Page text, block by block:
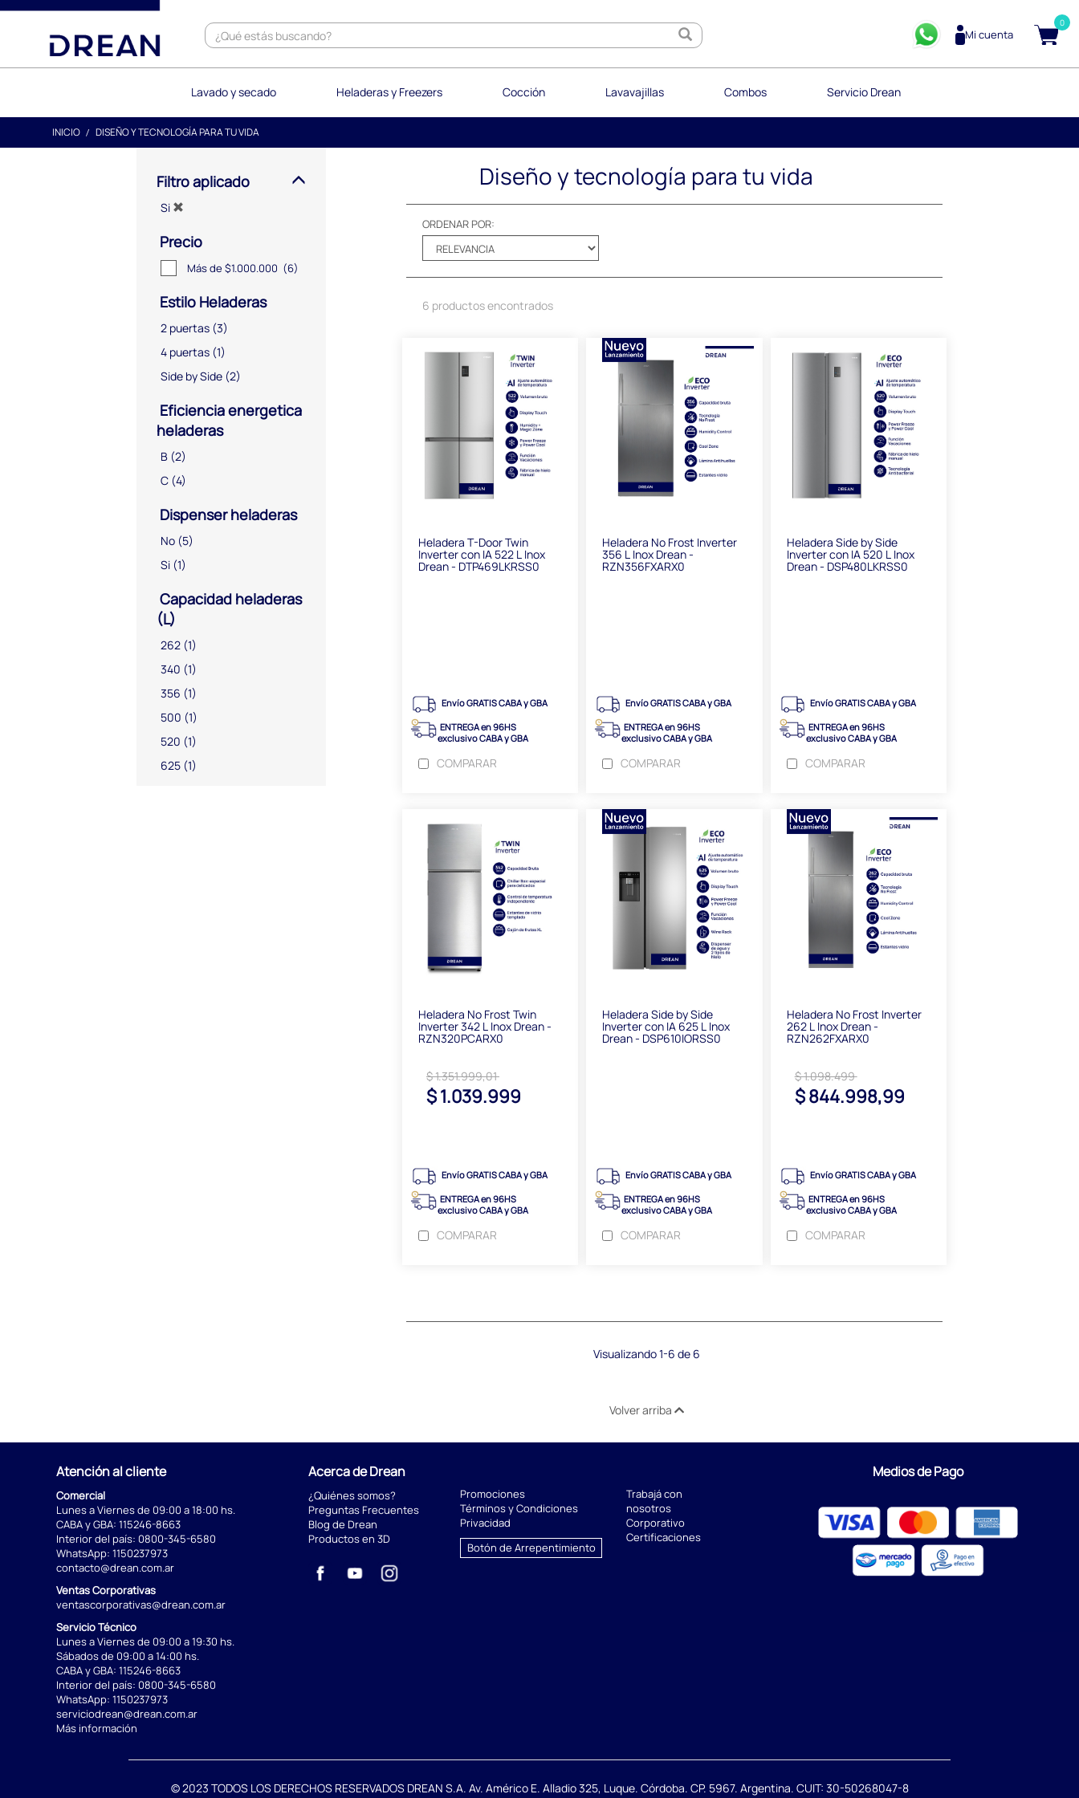
text.skipToContent
text.skipToNavigation
Mi cuenta
0
Lavado y secado Heladeras y Freezers Cocción Lavavajillas Combos Servicio Drean
INICIO DISEÑO Y TECNOLOGÍA PARA TU VIDA
Filtro aplicado
Si
Precio
Más de $1.000.000 (6)
Estilo Heladeras
2 puertas (3)
4 puertas (1)
Side by Side (2)
Eficiencia energetica
heladeras
B (2)
C (4)
Dispenser heladeras
No (5)
Si (1)
Capacidad heladeras
(L)
262 (1)
340 (1)
356 (1)
500 (1)
520 (1)
625 (1)
Diseño y tecnología para tu vida
ORDENAR POR:
6 productos encontrados
Heladera T-Door Twin
Inverter con IA 522 L Inox
Drean - DTP469LKRSS0
Envío GRATIS CABA y GBA
ENTREGA en 96HS
exclusivo CABA y GBA
COMPARAR
Heladera No Frost Inverter
356 L Inox Drean -
RZN356FXARX0
Envío GRATIS CABA y GBA
ENTREGA en 96HS
exclusivo CABA y GBA
COMPARAR
Heladera Side by Side
Inverter con IA 520 L Inox
Drean - DSP480LKRSS0
Envío GRATIS CABA y GBA
ENTREGA en 96HS
exclusivo CABA y GBA
COMPARAR
Heladera No Frost Twin
Inverter 342 L Inox Drean -
RZN320PCARX0
$ 1.351.999,01
$ 1.039.999
Envío GRATIS CABA y GBA
ENTREGA en 96HS
exclusivo CABA y GBA
COMPARAR
Heladera Side by Side
Inverter con IA 625 L Inox
Drean - DSP610IORSS0
Envío GRATIS CABA y GBA
ENTREGA en 96HS
exclusivo CABA y GBA
COMPARAR
Heladera No Frost Inverter
262 L Inox Drean -
RZN262FXARX0
$ 1.098.499
$ 844.998,99
Envío GRATIS CABA y GBA
ENTREGA en 96HS
exclusivo CABA y GBA
COMPARAR
Visualizando 1-6 de 6
Volver arriba
Atención al cliente
Comercial
Lunes a Viernes de 09:00 a 18:00 hs.
CABA y GBA: 115246-8663
Interior del país: 0800-345-6580
WhatsApp: 1150237973
contacto@drean.com.ar
Ventas Corporativas
ventascorporativas@drean.com.ar
Servicio Técnico
Lunes a Viernes de 09:00 a 19:30 hs.
Sábados de 09:00 a 14:00 hs.
CABA y GBA: 115246-8663
Interior del país: 0800-345-6580
WhatsApp: 1150237973
serviciodrean@drean.com.ar
Más información
Acerca de Drean
¿Quiénes somos?
Preguntas Frecuentes
Blog de Drean
Productos en 3D
Promociones
Términos y Condiciones
Privacidad
Botón de Arrepentimiento
Trabajá con
nosotros
Corporativo
Certificaciones
Medios de Pago
© 2023 TODOS LOS DERECHOS RESERVADOS DREAN S.A. Av. Américo E. Alladio 325, Luque. Córdoba. CP. 5967. Argentina. CUIT: 30-50268047-8